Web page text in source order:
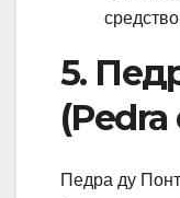
5.
Педра ду